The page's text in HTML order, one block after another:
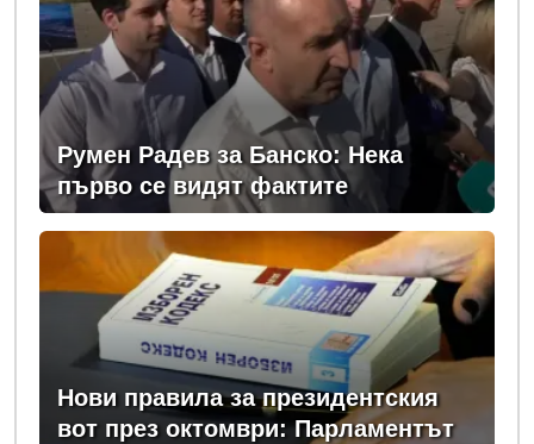
Румен Радев за Банско: Нека
първо се видят фактите
Нови правила за президентския
вот през октомври: Парламентът